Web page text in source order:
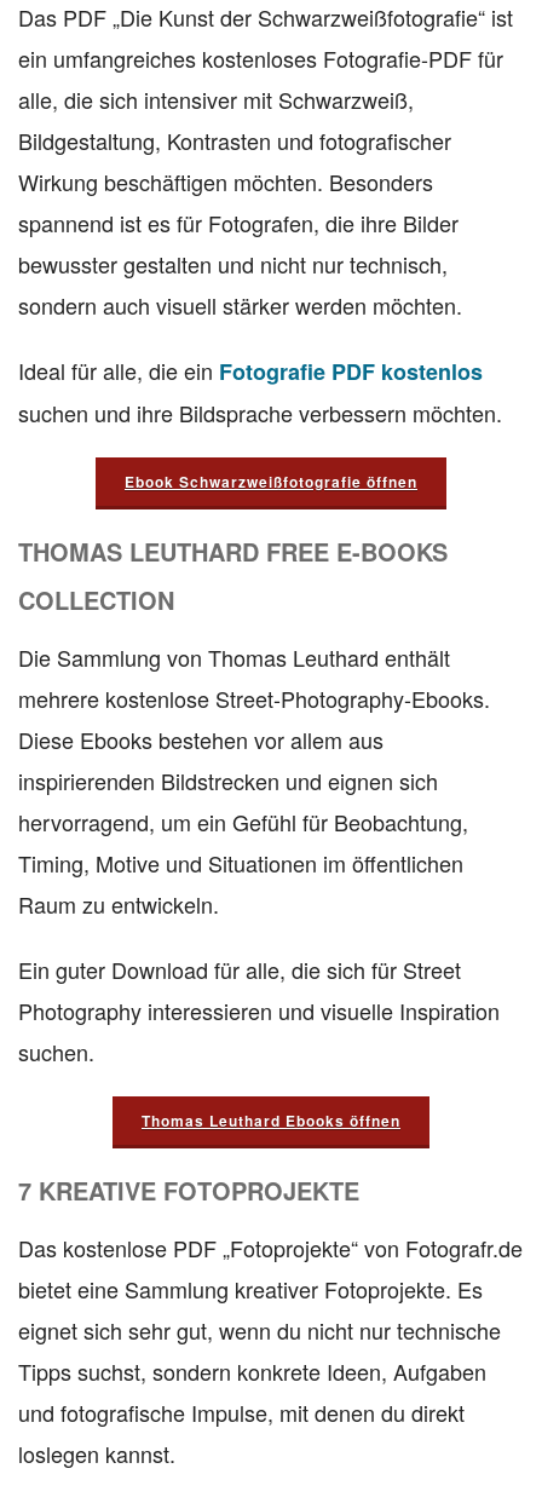
Das PDF „Die Kunst der Schwarzweißfotografie“ ist
ein umfangreiches kostenloses Fotografie-PDF für
alle, die sich intensiver mit Schwarzweiß,
Bildgestaltung, Kontrasten und fotografischer
Wirkung beschäftigen möchten. Besonders
spannend ist es für Fotografen, die ihre Bilder
bewusster gestalten und nicht nur technisch,
sondern auch visuell stärker werden möchten.
Ideal für alle, die ein Fotografie PDF kostenlos
suchen und ihre Bildsprache verbessern möchten.
Ebook Schwarzweißfotografie öffnen
THOMAS LEUTHARD FREE E-BOOKS
COLLECTION
Die Sammlung von Thomas Leuthard enthält
mehrere kostenlose Street-Photography-Ebooks.
Diese Ebooks bestehen vor allem aus
inspirierenden Bildstrecken und eignen sich
hervorragend, um ein Gefühl für Beobachtung,
Timing, Motive und Situationen im öffentlichen
Raum zu entwickeln.
Ein guter Download für alle, die sich für Street
Photography interessieren und visuelle Inspiration
suchen.
Thomas Leuthard Ebooks öffnen
7 KREATIVE FOTOPROJEKTE
Das kostenlose PDF „Fotoprojekte“ von Fotografr.de
bietet eine Sammlung kreativer Fotoprojekte. Es
eignet sich sehr gut, wenn du nicht nur technische
Tipps suchst, sondern konkrete Ideen, Aufgaben
und fotografische Impulse, mit denen du direkt
loslegen kannst.